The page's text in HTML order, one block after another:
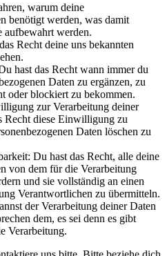
warum deine
benötigt werden, was damit
aufbewahrt werden.
Recht deine uns bekannten
hast das Recht wann immer du
Daten zu ergänzen, zu
oder blockiert zu bekommen.
zur Verarbeitung deiner
Recht diese Einwilligung zu
Daten löschen zu
Du hast das Recht, alle deine
von dem für die Verarbeitung
und sie vollständig an einen
Verantwortlichen zu übermitteln.
der Verarbeitung deiner Daten
dem, es sei denn es gibt
Verarbeitung.